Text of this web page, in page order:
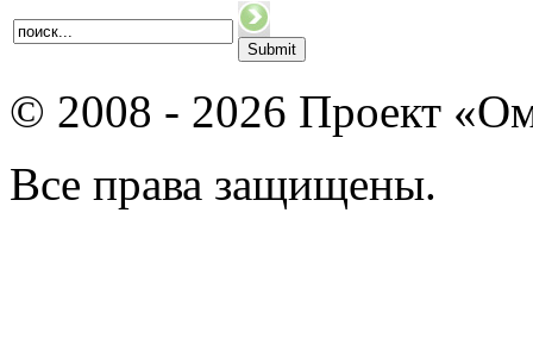
© 2008 - 2026 Проект
Все права защищены.